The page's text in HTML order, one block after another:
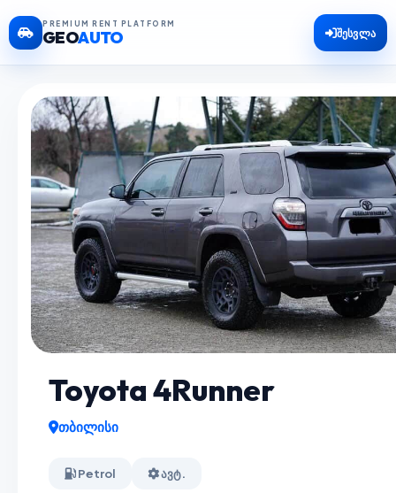
PREMIUM RENT PLATFORM
GEOAUTO შესვლა
Toyota 4Runner
თბილისი
Petrol ავტ.